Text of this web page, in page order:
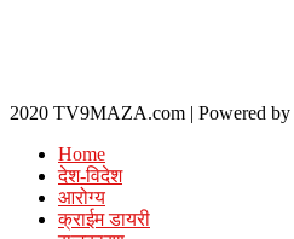
2020 TV9MAZA.com | Powered by
Home
देश-विदेश
आरोग्य
क्राईम डायरी